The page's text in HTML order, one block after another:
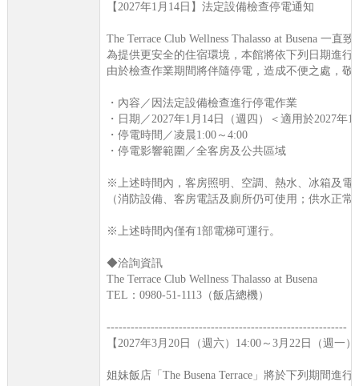
【2027年1月14日】法定設備檢查停電通知
The Terrace Club Wellness Thalasso at Busena 一
為提供更安全的住宿環境，本館將依下列日期進行
由於檢查作業期間將伴隨停電，造成不便之處，
・內容／因法定設備檢查進行停電作業
・日期／2027年1月14日（週四）＜適用於2027年
・停電時間／凌晨1:00～4:00
・停電影響範圍／全客房及公共區域
※上述時間內，客房照明、空調、熱水、冰箱及
（消防設備、客房電話及廁所仍可使用；供水正
※上述時間內僅有1部電梯可運行。
◆洽詢資訊
The Terrace Club Wellness Thalasso at Busena
TEL：0980-51-1113（飯店總機）
------------------------------------------------------------
【2027年3月20日（週六）14:00～3月22日（週一
姐妹飯店「The Busena Terrace」將於下列期間進行